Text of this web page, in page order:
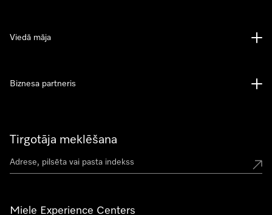
Tirgotāja meklēšana
Miele Experience Centers
Viedā māja
Biznesa partneris